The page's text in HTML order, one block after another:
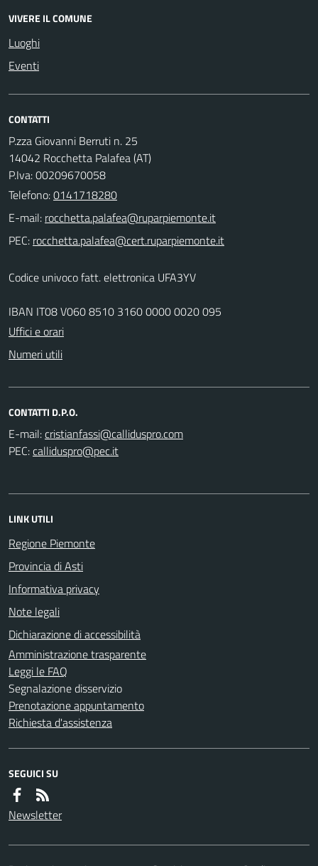
VIVERE IL COMUNE
Luoghi
Eventi
CONTATTI
P.zza Giovanni Berruti n. 25
14042 Rocchetta Palafea (AT)
P.Iva: 00209670058
Telefono:0141718280
E-mail:
PEC:
Codice univoco fatt. elettronica UFA3YV
IBAN IT08 V060 8510 3160 0000 0020 095
Uffici e orari
Numeri utili
CONTATTI D.P.O.
E-mail:
PEC:
LINK UTILI
Regione Piemonte
Provincia di Asti
Informativa privacy
Note legali
Dichiarazione di accessibilità
Amministrazione trasparente
Leggi le FAQ
Segnalazione disservizio
Prenotazione appuntamento
Richiesta d'assistenza
SEGUICI SU
Newsletter